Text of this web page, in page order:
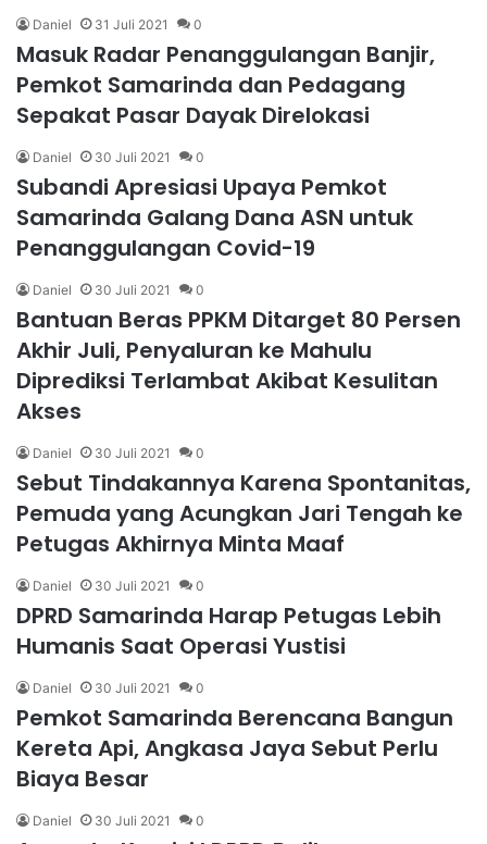
Daniel 31 Juli 2021 0
Masuk Radar Penanggulangan Banjir,
Pemkot Samarinda dan Pedagang
Sepakat Pasar Dayak Direlokasi
Daniel 30 Juli 2021 0
Subandi Apresiasi Upaya Pemkot
Samarinda Galang Dana ASN untuk
Penanggulangan Covid-19
Daniel 30 Juli 2021 0
Bantuan Beras PPKM Ditarget 80 Persen
Akhir Juli, Penyaluran ke Mahulu
Diprediksi Terlambat Akibat Kesulitan
Akses
Daniel 30 Juli 2021 0
Sebut Tindakannya Karena Spontanitas,
Pemuda yang Acungkan Jari Tengah ke
Petugas Akhirnya Minta Maaf
Daniel 30 Juli 2021 0
DPRD Samarinda Harap Petugas Lebih
Humanis Saat Operasi Yustisi
Daniel 30 Juli 2021 0
Pemkot Samarinda Berencana Bangun
Kereta Api, Angkasa Jaya Sebut Perlu
Biaya Besar
Daniel 30 Juli 2021 0